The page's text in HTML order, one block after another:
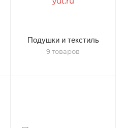
Подушки и текстиль
9 товаров